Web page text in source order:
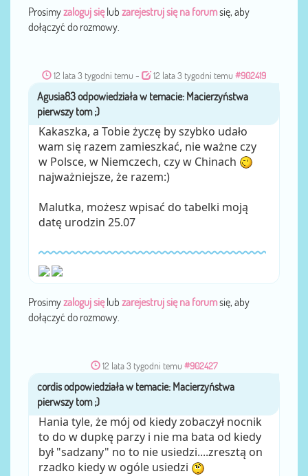
Prosimyzaloguj sięlub zarejestruj się na forumsię, aby
dołączyć do rozmowy.
12 lata 3 tygodni temu - 12 lata 3 tygodni temu #902419
przezAgusia83
Kakaszka, a Tobie życzę by szybko udało
wam się razem zamieszkać, nie ważne czy
w Polsce, w Niemczech, czy w Chinach
najważniejsze, że razem:)
Malutka, możesz wpisać do tabelki moją
datę urodzin 25.07
Prosimyzaloguj sięlub zarejestruj się na forumsię, aby
dołączyć do rozmowy.
12 lata 3 tygodni temu #902427
przezcordis
Hania tyle, że mój od kiedy zobaczył nocnik
to do w dupkę parzy i nie ma bata od kiedy
był "sadzany" no to nie usiedzi....zresztą on
rzadko kiedy w ogóle usiedzi